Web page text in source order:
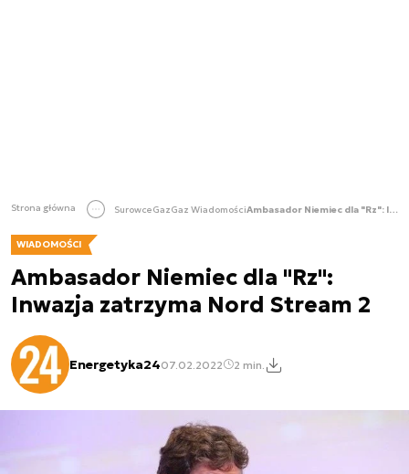
Strona główna SurowceGazGaz Wiadomości Ambasador Niemiec dla "Rz": Inwazja zatrzyma Nord Stream 2
WIADOMOŚCI
Ambasador Niemiec dla "Rz":
Inwazja zatrzyma Nord Stream 2
Energetyka2407.02.2022 2 min.